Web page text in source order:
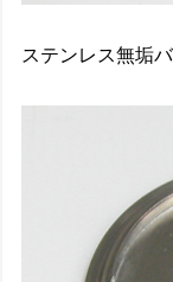
ステンレス無垢